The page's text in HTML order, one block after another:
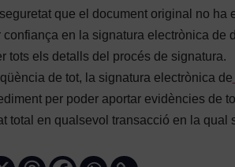
que el document original no ha
confiança en la signatura electrònica de
tots els detalls del procés de signatura.
de tot, la signatura electrònica de
per poder aportar evidències de
total en qualsevol transacció en la qual